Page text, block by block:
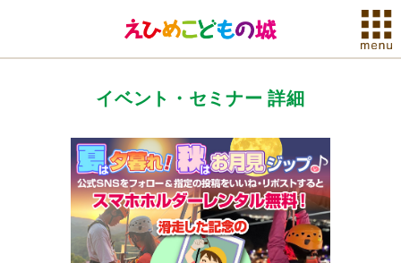
イベント・セミナー 詳細